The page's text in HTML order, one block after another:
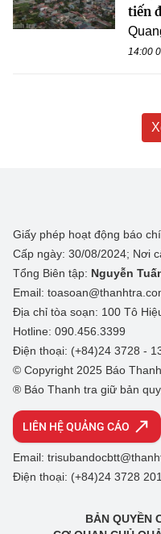
tiến
14:00
Giấy phép hoạt động báo
Cấp ngày: 30/08/2024; Nơi
Tổng Biên tập: Nguyễn
Email:
Địa chỉ tòa soạn: 100 Tô
Hotline: 090.456.3399
Điện thoại: (+84)24 3728 -
© Copyright 2025 Báo
® Báo Thanh tra giữ bản
LIÊN HỆ QUẢNG CÁO
Email:
Điện thoại: (+84)24 3728
BẢN QUYỀN